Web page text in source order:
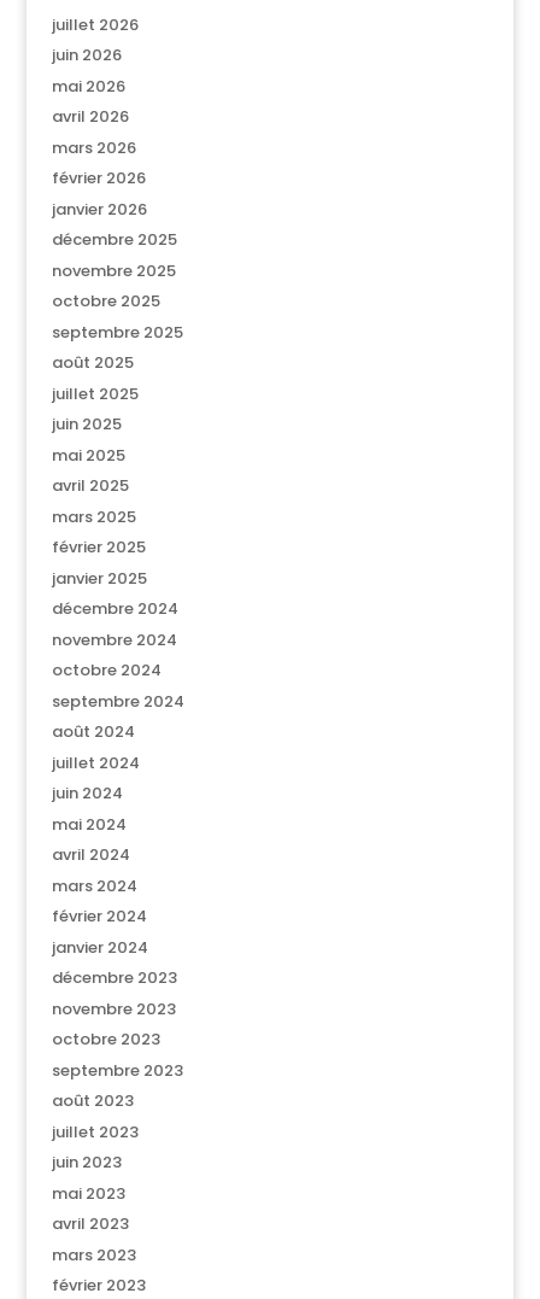
juillet 2026
juin 2026
mai 2026
avril 2026
mars 2026
février 2026
janvier 2026
décembre 2025
novembre 2025
octobre 2025
septembre 2025
août 2025
juillet 2025
juin 2025
mai 2025
avril 2025
mars 2025
février 2025
janvier 2025
décembre 2024
novembre 2024
octobre 2024
septembre 2024
août 2024
juillet 2024
juin 2024
mai 2024
avril 2024
mars 2024
février 2024
janvier 2024
décembre 2023
novembre 2023
octobre 2023
septembre 2023
août 2023
juillet 2023
juin 2023
mai 2023
avril 2023
mars 2023
février 2023